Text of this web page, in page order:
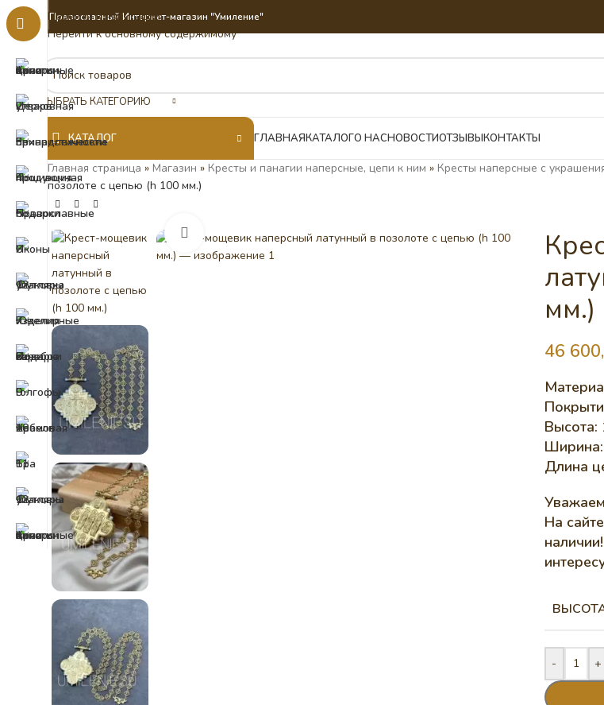
Перейти к навигации
Перейти к основному содержимому
Православный Интернет-магазин "Умиление"
ВЫБРАТЬ КАТЕГОРИЮ
КАТАЛОГ ГЛАВНАЯКАТАЛОГО НАСНОВОСТИОТЗЫВЫКОНТАКТЫ
Главная страница » Магазин » Кресты и панагии наперсные, цепи к ним » Кресты наперсные с
позолоте с цепью (h 100 мм.)
Нажмите, чтобы увеличить
мм.)
46
Высота:
Длина
На
- +